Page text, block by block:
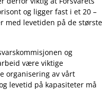
og ligger fast i et 20 –
med levetiden på de største
og
være viktige
organisering av vårt
levetid på kapasiteter må